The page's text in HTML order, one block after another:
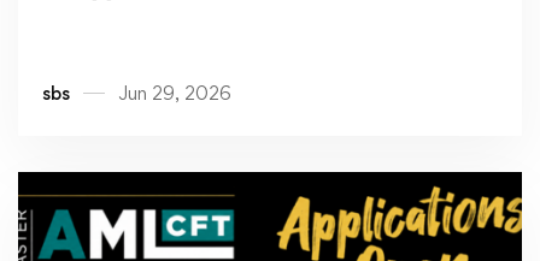
sbs Jun 29, 2026